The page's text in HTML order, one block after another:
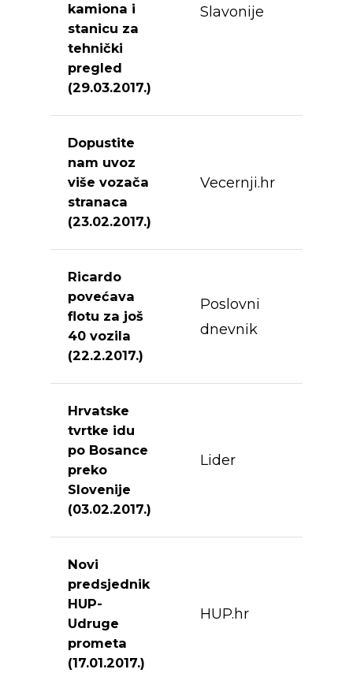
kamiona i
stanicu za
tehnički
pregled
(29.03.2017.)
Slavonije
Dopustite
nam uvoz
više vozača
stranaca
(23.02.2017.)
Vecernji.hr
Ricardo
povećava
flotu za još
40 vozila
(22.2.2017.)
Poslovni
dnevnik
Hrvatske
tvrtke idu
po Bosance
preko
Slovenije
(03.02.2017.)
Lider
Novi
predsjednik
HUP-
Udruge
prometa
(17.01.2017.)
HUP.hr